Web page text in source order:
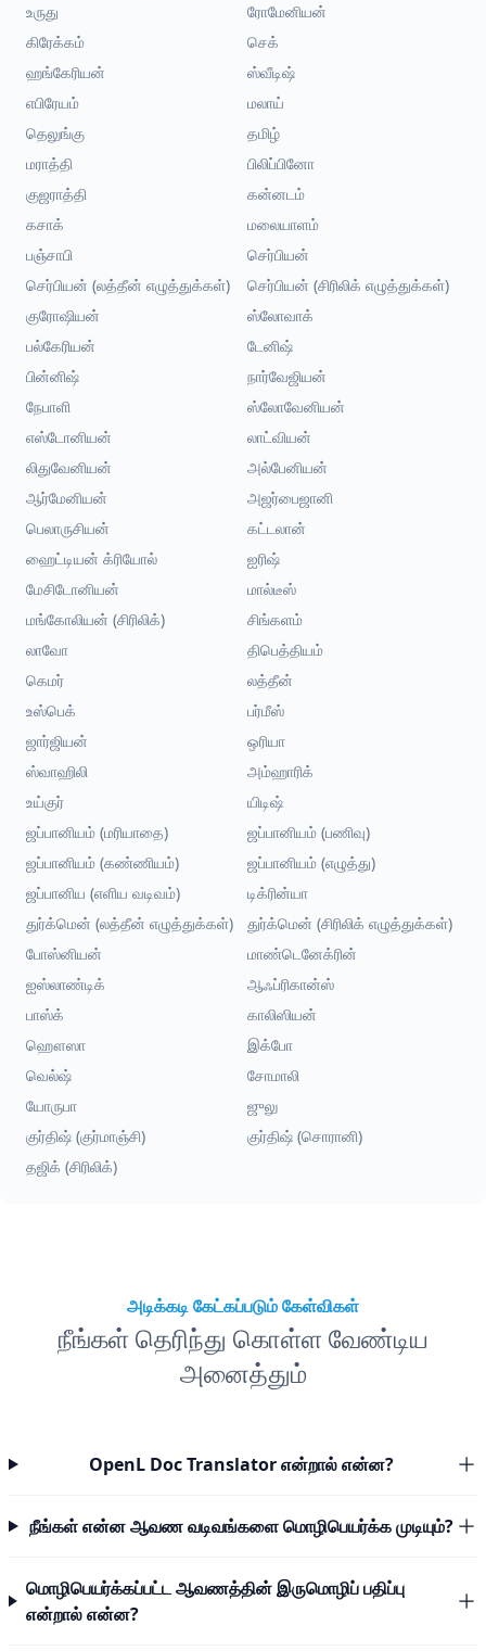
உருது
ரோமேனியன்
கிரேக்கம்
செக்
ஹங்கேரியன்
ஸ்வீடிஷ்
எபிரேயம்
மலாய்
தெலுங்கு
தமிழ்
மராத்தி
பிலிப்பினோ
குஜராத்தி
கன்னடம்
கசாக்
மலையாளம்
பஞ்சாபி
செர்பியன்
செர்பியன் (லத்தீன் எழுத்துக்கள்)
செர்பியன் (சிரிலிக் எழுத்துக்கள்)
குரோஷியன்
ஸ்லோவாக்
பல்கேரியன்
டேனிஷ்
பின்னிஷ்
நார்வேஜியன்
நேபாளி
ஸ்லோவேனியன்
எஸ்டோனியன்
லாட்வியன்
லிதுவேனியன்
அல்பேனியன்
ஆர்மேனியன்
அஜர்பைஜானி
பெலாருசியன்
கட்டலான்
ஹைட்டியன் க்ரியோல்
ஐரிஷ்
மேசிடோனியன்
மால்டீஸ்
மங்கோலியன் (சிரிலிக்)
சிங்களம்
லாவோ
திபெத்தியம்
கெமர்
லத்தீன்
உஸ்பெக்
பர்மீஸ்
ஜார்ஜியன்
ஒரியா
ஸ்வாஹிலி
அம்ஹாரிக்
உய்குர்
யிடிஷ்
ஜப்பானியம் (மரியாதை)
ஜப்பானியம் (பணிவு)
ஜப்பானியம் (கண்ணியம்)
ஜப்பானியம் (எழுத்து)
ஜப்பானிய (எளிய வடிவம்)
டிக்ரின்யா
துர்க்மென் (லத்தீன் எழுத்துக்கள்)
துர்க்மென் (சிரிலிக் எழுத்துக்கள்)
போஸ்னியன்
மாண்டெனேக்ரின்
ஐஸ்லாண்டிக்
ஆஃப்ரிகான்ஸ்
பாஸ்க்
காலிஸியன்
ஹௌஸா
இக்போ
வெல்ஷ்
சோமாலி
யோருபா
ஜுலு
குர்திஷ் (குர்மாஞ்சி)
குர்திஷ் (சொரானி)
தஜிக் (சிரிலிக்)
அடிக்கடி கேட்கப்படும் கேள்விகள்
நீங்கள் தெரிந்து கொள்ள வேண்டிய
அனைத்தும்
OpenL Doc Translator என்றால் என்ன?
நீங்கள் என்ன ஆவண வடிவங்களை மொழிபெயர்க்க முடியும்?
மொழிபெயர்க்கப்பட்ட ஆவணத்தின் இருமொழிப் பதிப்பு
என்றால் என்ன?